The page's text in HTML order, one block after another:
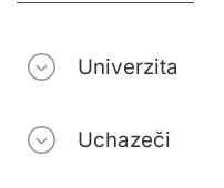
Univerzita
Uchazeči